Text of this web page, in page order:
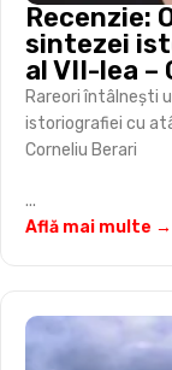
Recenzie:
sintezei
al VII-lea –
„războiul
târzii
Rareori întâlnești
istoriografiei cu
Corneliu Berari
...
Află mai multe →